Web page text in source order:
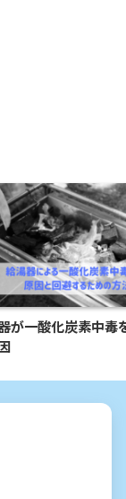
が一酸化炭素中毒